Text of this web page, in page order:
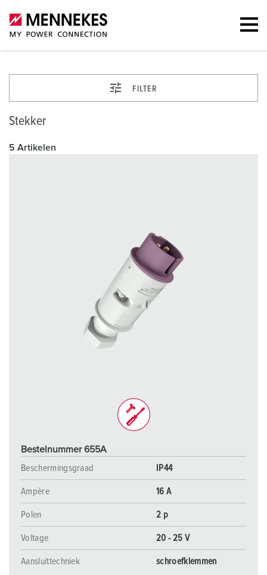
FILTER
Stekker
5 Artikelen
Bestelnummer 655A
Beschermingsgraad
IP44
Ampère 16 A
Polen 2 p
Voltage 20 - 25 V
Aansluittechniek schroefklemmen